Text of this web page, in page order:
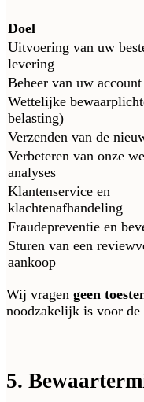
Doel
Uitvoering van uw
levering
Beheer van uw account
Wettelijke
belasting)
Verzenden van de
Verbeteren van onze
analyses
Klantenservice en
klachtenafhandeling
Fraudepreventie en
Sturen van een
aankoop
Wij vragen geen
noodzakelijk is voor
5.